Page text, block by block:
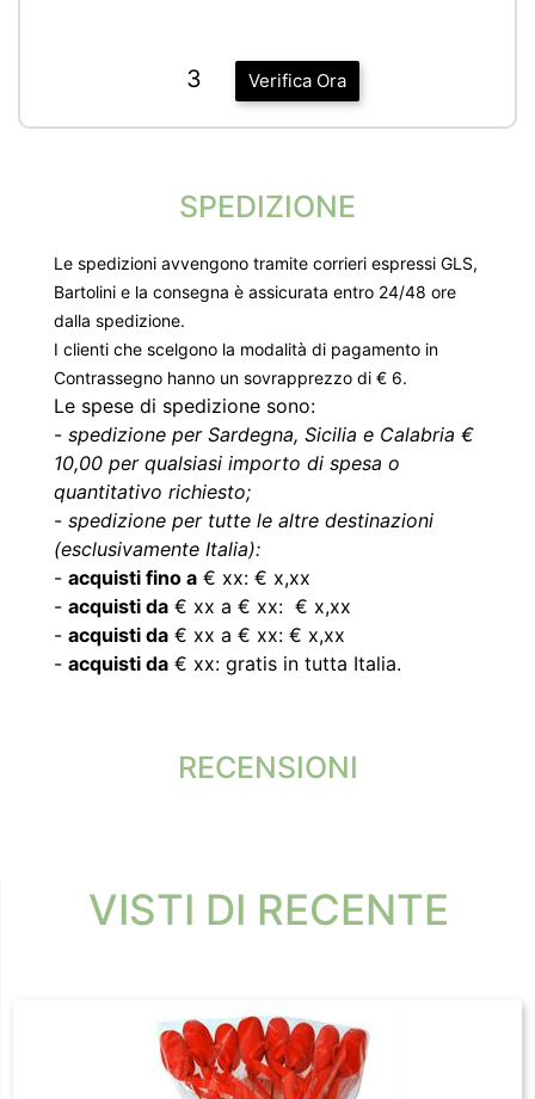
Verifica Ora
3
SPEDIZIONE
Le spedizioni avvengono tramite corrieri espressi GLS,
Bartolini e la consegna è assicurata entro 24/48 ore
dalla spedizione.
I clienti che scelgono la modalità di pagamento in
Contrassegno hanno un sovrapprezzo di € 6.
Le spese di spedizione sono:
- spedizione per Sardegna, Sicilia e Calabria €
10,00 per qualsiasi importo di spesa o
quantitativo richiesto;
- spedizione per tutte le altre destinazioni
(esclusivamente Italia):
- acquisti fino a € xx: € x,xx
- acquisti da € xx a € xx: € x,xx
- acquisti da € xx a € xx: € x,xx
- acquisti da € xx: gratis in tutta Italia.
RECENSIONI
VISTI DI RECENTE